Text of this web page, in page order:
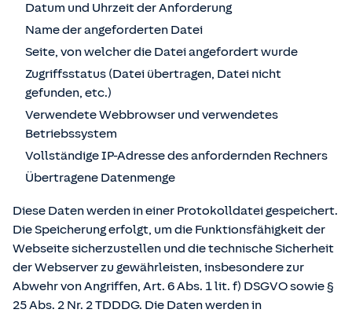
Datum und Uhrzeit der Anforderung
Name der angeforderten Datei
Seite, von welcher die Datei angefordert wurde
Zugriffsstatus (Datei übertragen, Datei nicht
gefunden, etc.)
Verwendete Webbrowser und verwendetes
Betriebssystem
Vollständige IP-Adresse des anfordernden Rechners
Übertragene Datenmenge
Diese Daten werden in einer Protokolldatei gespeichert.
Die Speicherung erfolgt, um die Funktionsfähigkeit der
Webseite sicherzustellen und die technische Sicherheit
der Webserver zu gewährleisten, insbesondere zur
Abwehr von Angriffen, Art. 6 Abs. 1 lit. f) DSGVO sowie §
25 Abs. 2 Nr. 2 TDDDG. Die Daten werden in